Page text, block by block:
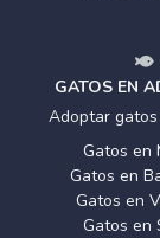
GATOS EN
Adoptar gatos
Gatos en
Gatos en
Gatos en
Gatos en